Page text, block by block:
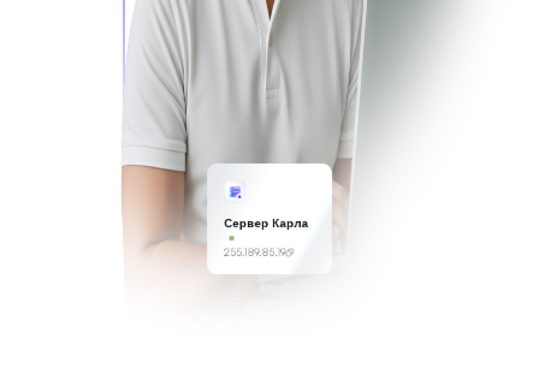
Сервер Карла
255.189.85.19